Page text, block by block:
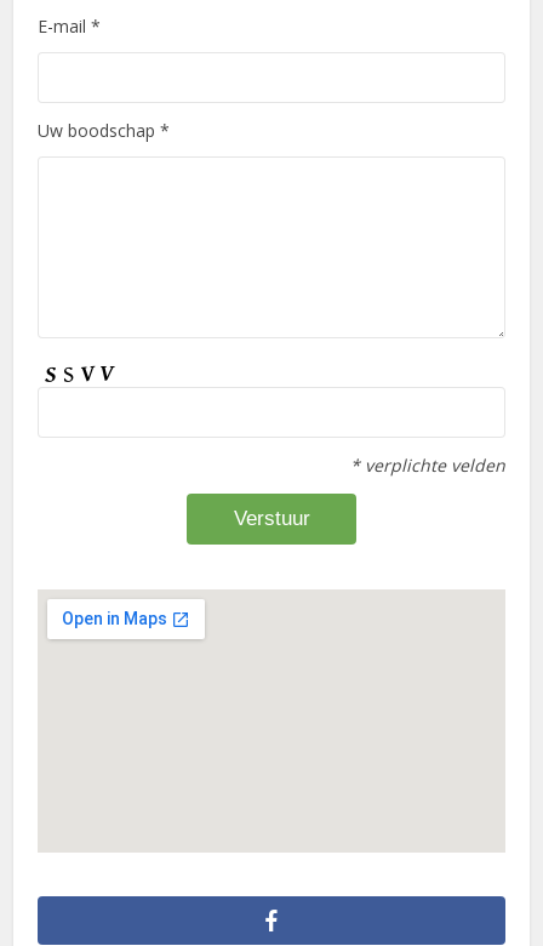
E-mail *
Uw boodschap *
* verplichte velden